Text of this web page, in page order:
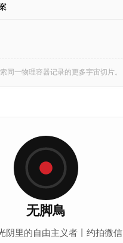
同一物理容器记录的更多宇宙切片。
无脚鳥
阴里的自由主义者丨约拍微信